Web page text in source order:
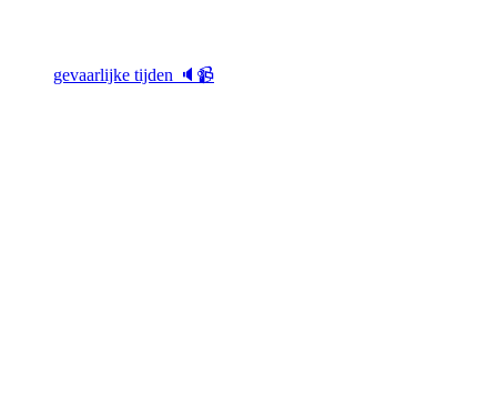
gevaarlijke tijden 🔈📹